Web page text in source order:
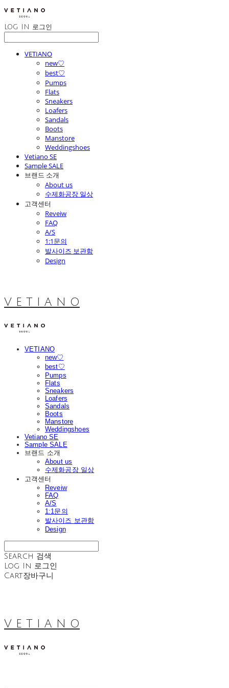
LOG IN 로그인
VETIANO
new♡
best♡
Pumps
Flats
Sneakers
Loafers
Sandals
Boots
Manstore
Weddingshoes
Vetiano SE
Sample SALE
브랜드 소개
About us
수제화공장 일상
고객센터
Reveiw
FAQ
A/S
1:1문의
발사이즈 보관함
Design
V E T I A N O
VETIANO
new♡
best♡
Pumps
Flats
Sneakers
Loafers
Sandals
Boots
Manstore
Weddingshoes
Vetiano SE
Sample SALE
브랜드 소개
About us
수제화공장 일상
고객센터
Reveiw
FAQ
A/S
1:1문의
발사이즈 보관함
Design
Search 검색
Log In 로그인
Cart장바구니
V E T I A N O